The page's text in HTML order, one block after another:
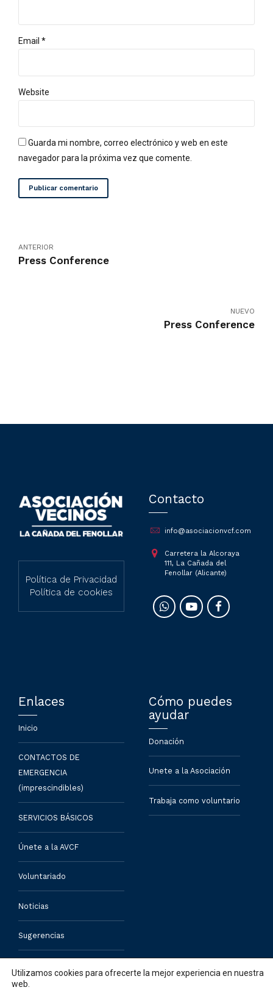
Email *
Website
Guarda mi nombre, correo electrónico y web en este
navegador para la próxima vez que comente.
Publicar comentario
ANTERIOR
Press Conference
NUEVO
Press Conference
Política de Privacidad
Política de cookies
Contacto
info@asociacionvcf.com
Carretera la Alcoraya
111, La Cañada del
Fenollar (Alicante)
Enlaces
Inicio
CONTACTOS DE
EMERGENCIA
(imprescindibles)
SERVICIOS BÁSICOS
Únete a la AVCF
Voluntariado
Noticias
Sugerencias
Cómo puedes
ayudar
Donación
Unete a la Asociación
Trabaja como voluntario
Utilizamos cookies para ofrecerte la mejor experiencia en nuestra
web.